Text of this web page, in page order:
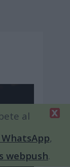
al
,
webpush.